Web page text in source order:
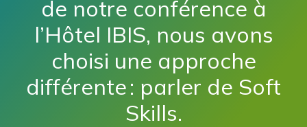
de notre conférence à
l’Hôtel IBIS, nous avons
choisi une approche
différente : parler de Soft
Skills.